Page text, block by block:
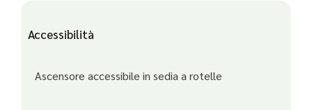
Accessibilità
Ascensore accessibile in sedia a rotelle